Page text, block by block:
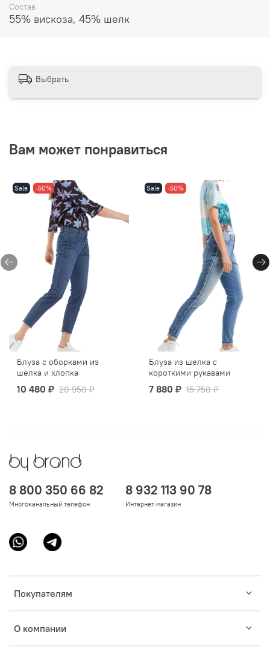
Состав
55% вискоза, 45% шелк
Выбрать
Вам может понравиться
Sale -50%
Блуза с оборками из
шелка и хлопка
10 480 ₽ 20 950 ₽
Sale -50%
Блуза из шелка с
короткими рукавами
7 880 ₽ 15 750 ₽
Покупателям
О компании
8 800 350 66 82
Многоканальный телефон
8 932 113 90 78
Интернет-магазин